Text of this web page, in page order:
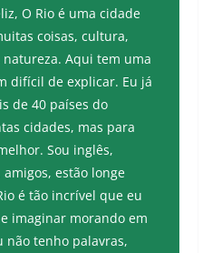
O Rio é uma cidade
coisas, cultura,
Aqui tem uma
difícil de explicar. Eu já
de 40 países do
cidades, mas para
Sou inglês,
estão longe
é tão incrível que eu
imaginar morando em
não tenho palavras,